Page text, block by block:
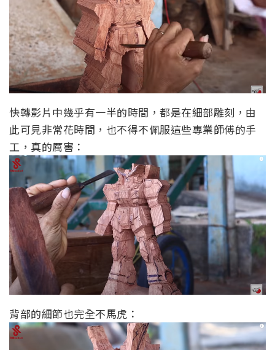
快轉影片中幾乎有一半的時間，都是在細部雕刻，由
此可見非常花時間，也不得不佩服這些專業師傅的手
工，真的厲害：
背部的細節也完全不馬虎：